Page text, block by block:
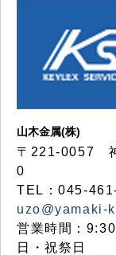
山木金属(株)
〒221-0057
0
TEL：045-
uzo@yamaki-
営業時間：
日・祝祭日